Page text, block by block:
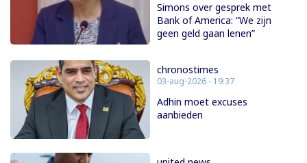
Simons over gesprek met
Bank of America: “We zijn
geen geld gaan lenen”
chronostimes
03-aug-2026 - 19:37
Adhin moet excuses
aanbieden